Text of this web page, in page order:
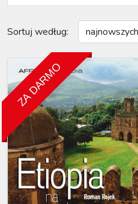
Sortuj według:
ZA DARMO